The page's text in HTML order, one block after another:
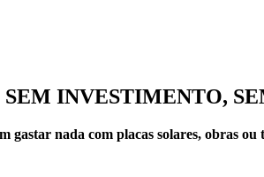
INVESTIMENTO,
gastar nada com placas solares, obras ou